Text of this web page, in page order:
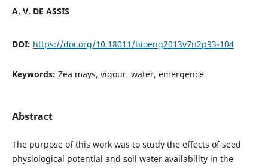
A. V. DE ASSIS
DOI: https://doi.org/10.18011/bioeng2013v7n2p93-104
Keywords: Zea mays, vigour, water, emergence
Abstract
The purpose of this work was to study the effects of seed
physiological potential and soil water availability in the